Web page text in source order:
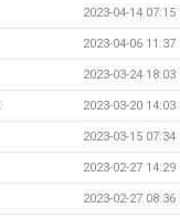
2023-04-14 07:15
2023-04-06 11:37
2023-03-24 18:03
2023-03-20 14:03
2023-03-15 07:34
2023-02-27 14:29
2023-02-27 08:36